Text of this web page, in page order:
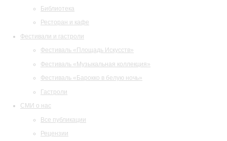
Библиотека
Ресторан и кафе
Фестивали и гастроли
Фестиваль «Площадь Искусств»
Фестиваль «Музыкальная коллекция»
Фестиваль «Барокко в белую ночь»
Гастроли
СМИ о нас
Все публикации
Рецензии